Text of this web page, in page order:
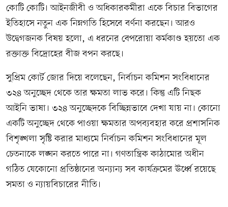
কোটি কোটি। আইনজীবী ও অধিকারকর্মীরা একে বিচার বিভাগের
ইতিহাসে নতুন এক নিম্নগতি হিসেবে বর্ণনা করছেন। আরও
উদ্বেগজনক বিষয় হলো, এ ধরনের বেপরোয়া কর্মকাণ্ড হয়তো এক
রক্তাক্ত বিদ্রোহের বীজ বপন করছে।
সুপ্রিম কোর্ট জোর দিয়ে বলেছেন, নির্বাচন কমিশন সংবিধানের
৩২৪ অনুচ্ছেদ থেকে তার ক্ষমতা লাভ করে। কিন্তু এটি নিছক
আইনি ভাষা। ৩২৪ অনুচ্ছেদকে বিচ্ছিন্নভাবে দেখা যায় না। কোনো
একটি অনুচ্ছেদ থেকে পাওয়া ক্ষমতার অপব্যবহার করে প্রশাসনিক
বিশৃঙ্খলা সৃষ্টি করার মাধ্যমে নির্বাচন কমিশন সংবিধানের মূল
চেতনাকে লঙ্ঘন করতে পারে না। গণতান্ত্রিক কাঠামোর অধীন
গঠিত যেকোনো প্রতিষ্ঠানের অন্যান্য সব কার্যক্রমের ঊর্ধ্বে রয়েছে
সমতা ও ন্যায়বিচারের নীতি।